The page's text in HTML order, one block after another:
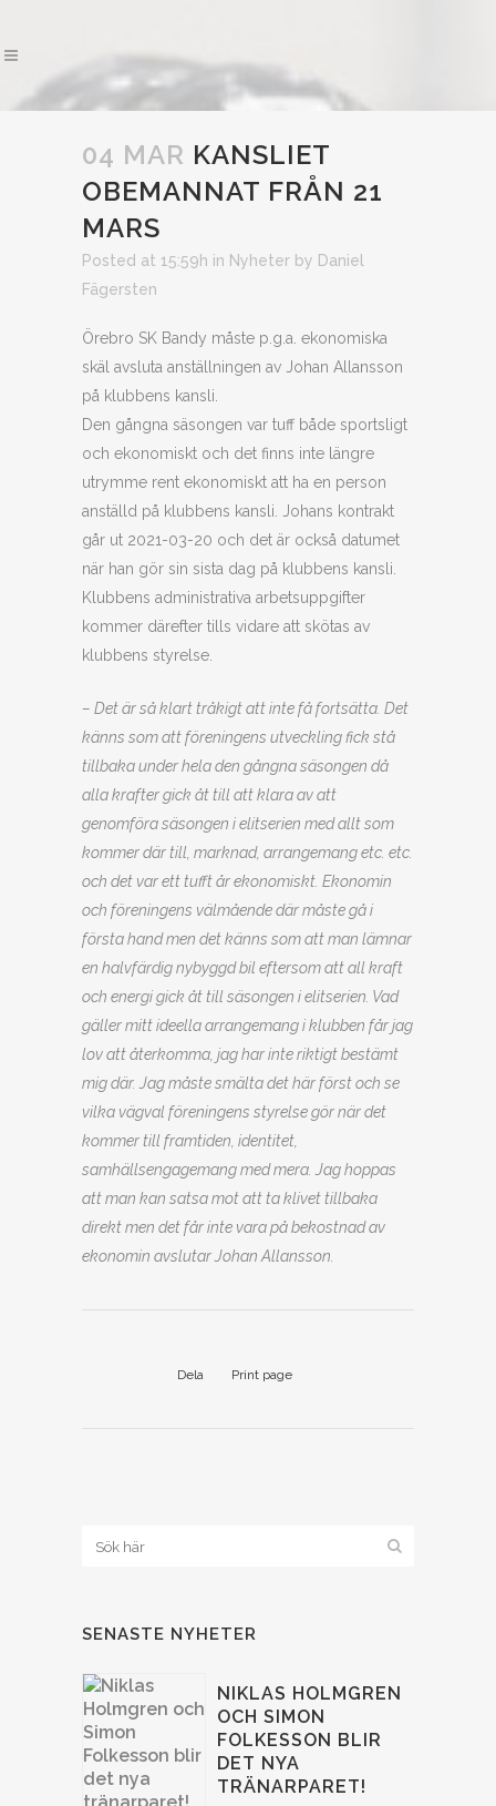
04 MAR KANSLIET
OBEMANNAT FRÅN 21
MARS
Posted at 15:59h in Nyheter by Daniel
Fägersten
Örebro SK Bandy måste p.g.a. ekonomiska
skäl avsluta anställningen av Johan Allansson
på klubbens kansli.
Den gångna säsongen var tuff både sportsligt
och ekonomiskt och det finns inte längre
utrymme rent ekonomiskt att ha en person
anställd på klubbens kansli. Johans kontrakt
går ut 2021-03-20 och det är också datumet
när han gör sin sista dag på klubbens kansli.
Klubbens administrativa arbetsuppgifter
kommer därefter tills vidare att skötas av
klubbens styrelse.
– Det är så klart tråkigt att inte få fortsätta. Det
känns som att föreningens utveckling fick stå
tillbaka under hela den gångna säsongen då
alla krafter gick åt till att klara av att
genomföra säsongen i elitserien med allt som
kommer där till, marknad, arrangemang etc. etc.
och det var ett tufft år ekonomiskt. Ekonomin
och föreningens välmående där måste gå i
första hand men det känns som att man lämnar
en halvfärdig nybyggd bil eftersom att all kraft
och energi gick åt till säsongen i elitserien. Vad
gäller mitt ideella arrangemang i klubben får jag
lov att återkomma, jag har inte riktigt bestämt
mig där. Jag måste smälta det här först och se
vilka vägval föreningens styrelse gör när det
kommer till framtiden, identitet,
samhällsengagemang med mera. Jag hoppas
att man kan satsa mot att ta klivet tillbaka
direkt men det får inte vara på bekostnad av
ekonomin avslutar Johan Allansson.
Dela Print page
SENASTE NYHETER
NIKLAS HOLMGREN
OCH SIMON
FOLKESSON BLIR
DET NYA
TRÄNARPARET!